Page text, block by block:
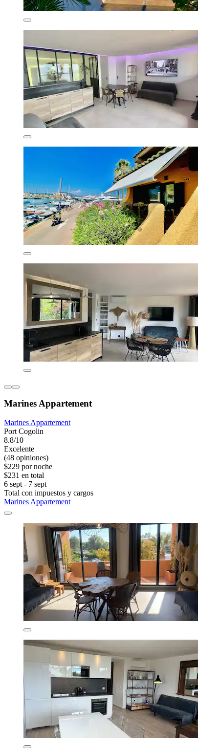
Marines Appartement
Marines Appartement
Port Cogolin
8.8/10
Excelente
(48 opiniones)
$229 por noche
$231 en total
6 sept - 7 sept
Total con impuestos y cargos
Marines Appartement